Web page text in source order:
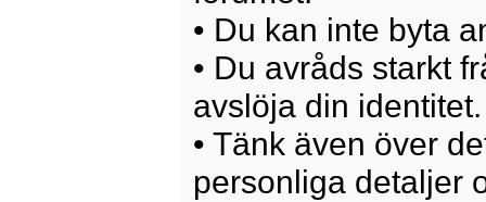
• Du kan inte byta
• Du avråds starkt
avslöja din identitet.
• Tänk även över
personliga detaljer